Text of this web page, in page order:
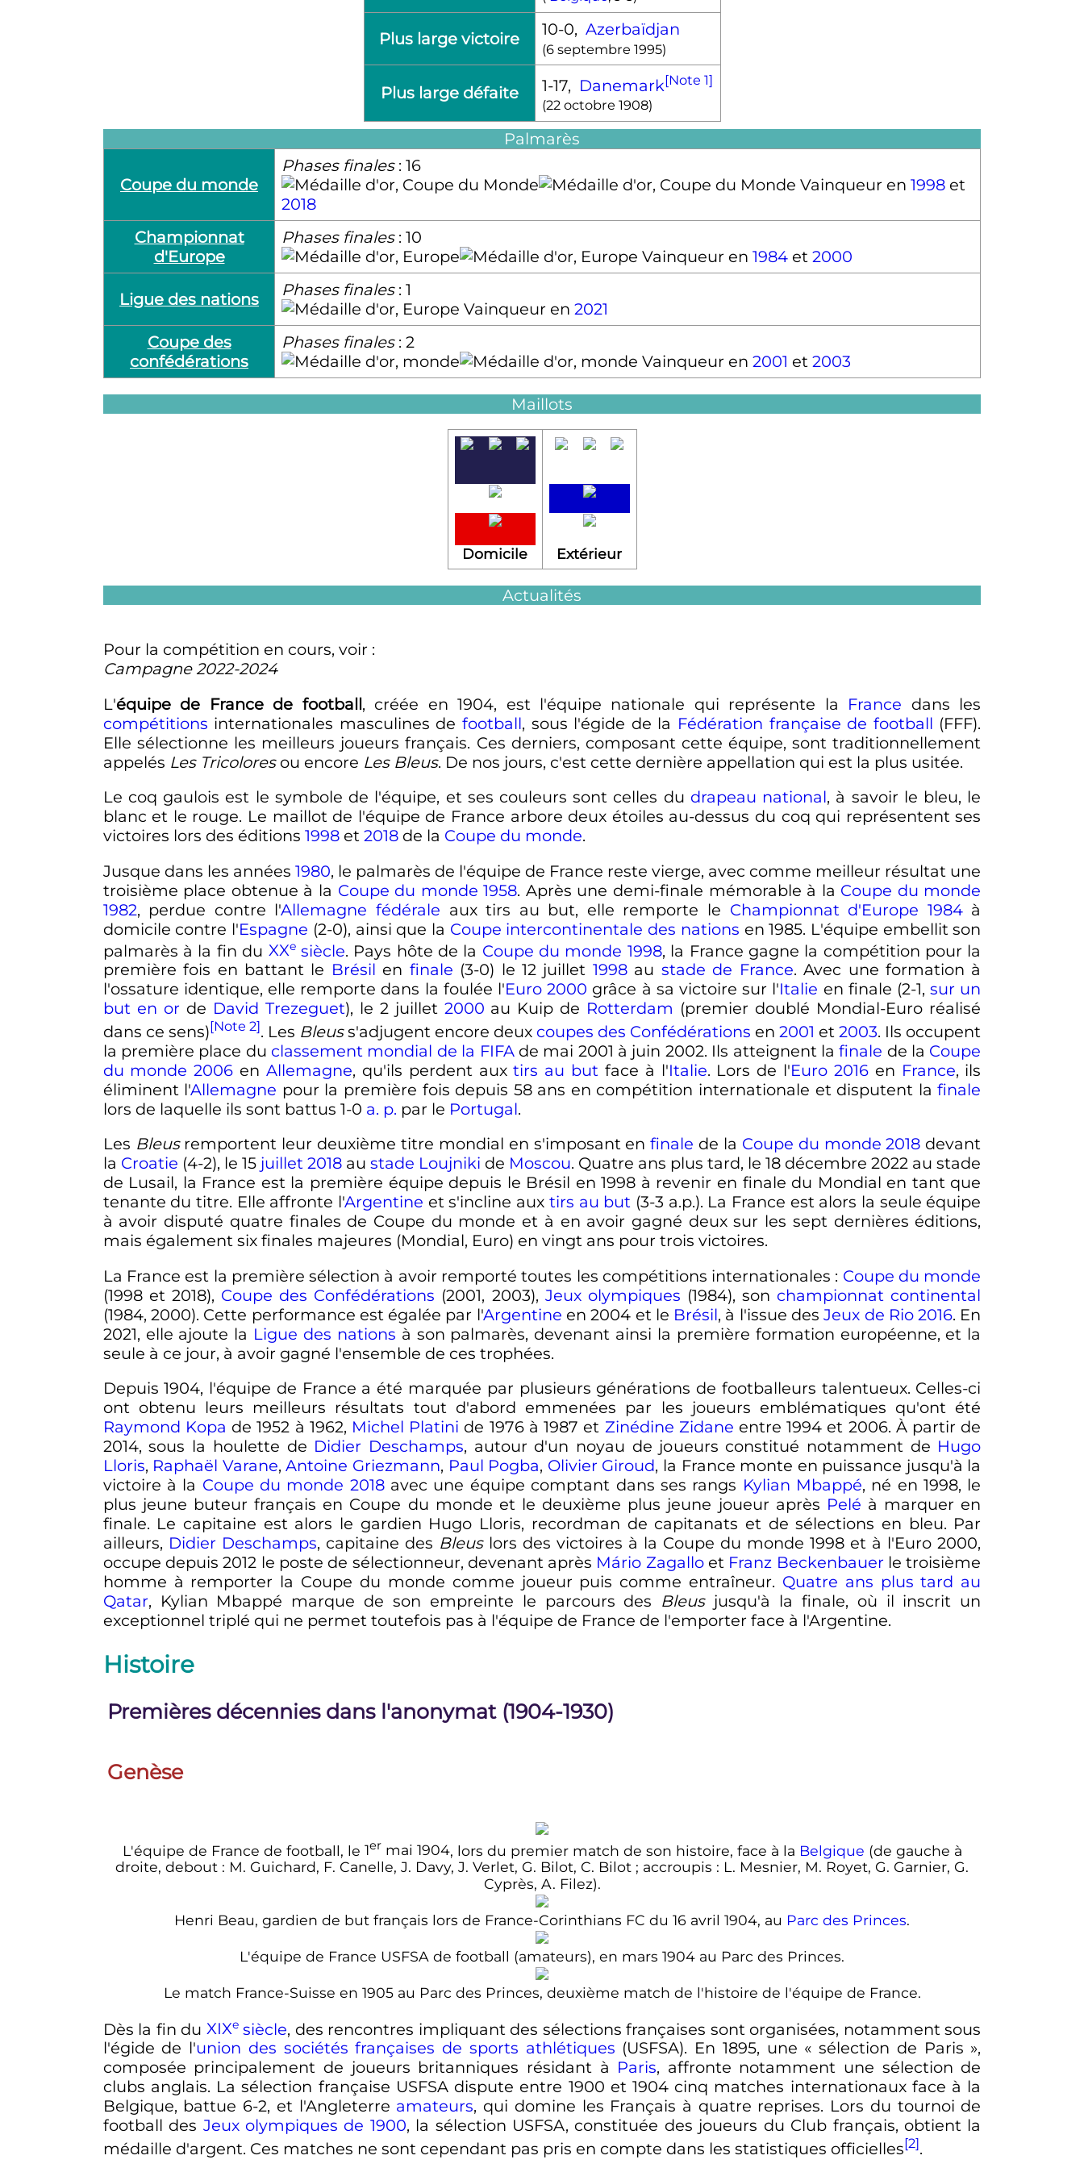
Plus large victoire 10-0, Azerbaïdjan
(6 septembre 1995)
Plus large défaite 1-17, Danemark[Note 1]
(22 octobre 1908)
Palmarès
Coupe du monde
Phases finales: 16
Vainqueur en 1998 et
2018
Championnat
d'Europe
Phases finales: 10
Vainqueur en 1984 et 2000
Ligue des nations Phases finales: 1
Vainqueur en 2021
Coupe des
confédérations
Phases finales: 2
Vainqueur en 2001 et 2003
Maillots
Domicile Extérieur
Actualités
Pour la compétition en cours, voir :
Campagne 2022-2024
L'équipe de France de football, créée en 1904, est l'équipe nationale qui représente la France dans les
compétitions internationales masculines defootball, sous l'égide de la Fédération française de football (FFF).
Elle sélectionne les meilleurs joueurs français. Ces derniers, composant cette équipe, sont traditionnellement
appelés Les Tricoloresou encore Les Bleus. De nos jours, c'est cette dernière appellation qui est la plus usitée.
Le coq gaulois est le symbole de l'équipe, et ses couleurs sont celles du drapeau national, à savoir le bleu, le
blanc et le rouge. Le maillot de l'équipe de France arbore deux étoiles au-dessus du coq qui représentent ses
victoires lors des éditions 1998et 2018de la Coupe du monde.
Jusque dans les années 1980, le palmarès de l'équipe de France reste vierge, avec comme meilleur résultat une
troisième place obtenue à la Coupe du monde 1958. Après une demi-finale mémorable à la Coupe du monde
1982, perdue contre l'Allemagne fédérale aux tirs au but, elle remporte le Championnat d'Europe 1984à
domicile contre l'Espagne (2-0), ainsi que la Coupe intercontinentale des nations en 1985. L'équipe embellit son
palmarès à la fin du XXesiècle. Pays hôte de la Coupe du monde 1998, la France gagne la compétition pour la
première fois en battant le Brésil en finale (3-0) le12 juillet 1998au stade de France. Avec une formation à
l'ossature identique, elle remporte dans la foulée l'Euro 2000 grâce à sa victoire sur l'Italie en finale (2-1,sur un
but en or de David Trezeguet), le 2 juillet 2000 au Kuip de Rotterdam (premier doublé Mondial-Euro réalisé
dans ce sens)[Note 2]. Les Bleuss'adjugent encore deux coupes des Confédérations en2001 et2003. Ils occupent
la première place du classement mondial de la FIFAde mai 2001 à juin 2002. Ils atteignent lafinale de la Coupe
du monde 2006 en Allemagne, qu'ils perdent auxtirs au but face à l'Italie. Lors de l'Euro 2016en France, ils
éliminent l'Allemagne pour la première fois depuis 58 ans en compétition internationale et disputent lafinale
lors de laquelle ils sont battus 1-0 a. p. par le Portugal.
Les Bleusremportent leur deuxième titre mondial en s'imposant enfinale de la Coupe du monde 2018 devant
la Croatie (4-2), le 15 juillet 2018au stade Loujniki de Moscou. Quatre ans plus tard, le18 décembre 2022 au stade
de Lusail, la France est la première équipe depuis le Brésil en 1998 à revenir en finale du Mondial en tant que
tenante du titre. Elle affronte l'Argentine et s'incline aux tirs au but (3-3 a.p.). La France est alors la seule équipe
à avoir disputé quatre finales de Coupe du monde et à en avoir gagné deux sur les sept dernières éditions,
mais également six finales majeures (Mondial, Euro) en vingt ans pour trois victoires.
La France est la première sélection à avoir remporté toutes les compétitions internationales : Coupe du monde
(1998 et 2018), Coupe des Confédérations (2001, 2003), Jeux olympiques (1984), son championnat continental
(1984, 2000). Cette performance est égalée par l'Argentine en 2004 et le Brésil, à l'issue desJeux de Rio 2016. En
2021, elle ajoute la Ligue des nations à son palmarès, devenant ainsi la première formation européenne, et la
seule à ce jour, à avoir gagné l'ensemble de ces trophées.
Depuis1904, l'équipe de France a été marquée par plusieurs générations de footballeurs talentueux. Celles-ci
ont obtenu leurs meilleurs résultats tout d'abord emmenées par les joueurs emblématiques qu'ont été
Raymond Kopa de 1952 à 1962, Michel Platini de 1976 à 1987 et Zinédine Zidane entre 1994 et 2006. À partir de
2014, sous la houlette de Didier Deschamps, autour d'un noyau de joueurs constitué notamment de Hugo
Lloris, Raphaël Varane,Antoine Griezmann, Paul Pogba, Olivier Giroud, la France monte en puissance jusqu'à la
victoire à la Coupe du monde 2018avec une équipe comptant dans ses rangs Kylian Mbappé, né en 1998, le
plus jeune buteur français en Coupe du monde et le deuxième plus jeune joueur après Pelé à marquer en
finale. Le capitaine est alors le gardien Hugo Lloris, recordman de capitanats et de sélections en bleu. Par
ailleurs, Didier Deschamps, capitaine des Bleuslors des victoires à la Coupe du monde 1998 et à l'Euro 2000,
occupe depuis 2012 le poste de sélectionneur, devenant après Mário Zagalloet Franz Beckenbauer le troisième
homme à remporter la Coupe du monde comme joueur puis comme entraîneur. Quatre ans plus tard au
Qatar, Kylian Mbappé marque de son empreinte le parcours des Bleusjusqu'à la finale, où il inscrit un
exceptionnel triplé qui ne permet toutefois pas à l'équipe de France de l'emporter face à l'Argentine.
Histoire
Premières décennies dans l'anonymat (1904-1930)
Genèse
L'équipe de France de football, le 1er mai 1904, lors du premier match de son histoire, face à la Belgique (de gauche à
droite, debout : M. Guichard, F. Canelle, J. Davy, J. Verlet, G. Bilot, C. Bilot ; accroupis : L. Mesnier, M. Royet, G. Garnier, G.
Cyprès, A. Filez).
Henri Beau, gardien de but français lors de France-Corinthians FC du 16 avril 1904, au Parc des Princes.
L'équipe de France USFSA de football (amateurs), en mars 1904 au Parc des Princes.
Le match France-Suisse en 1905 au Parc des Princes, deuxième match de l'histoire de l'équipe de France.
Dès la fin du XIXesiècle, des rencontres impliquant des sélections françaises sont organisées, notamment sous
l'égide de l'union des sociétés françaises de sports athlétiques (USFSA). En 1895, une « sélection de Paris »,
composée principalement de joueurs britanniques résidant à Paris, affronte notamment une sélection de
clubs anglais. La sélection française USFSA dispute entre 1900 et 1904 cinq matches internationaux face à la
Belgique, battue 6-2, et l'Angleterre amateurs, qui domine les Français à quatre reprises. Lors du tournoi de
football des Jeux olympiques de 1900, la sélection USFSA, constituée des joueurs du Club français, obtient la
médaille d'argent. Ces matches ne sont cependant pas pris en compte dans les statistiques officielles[2].